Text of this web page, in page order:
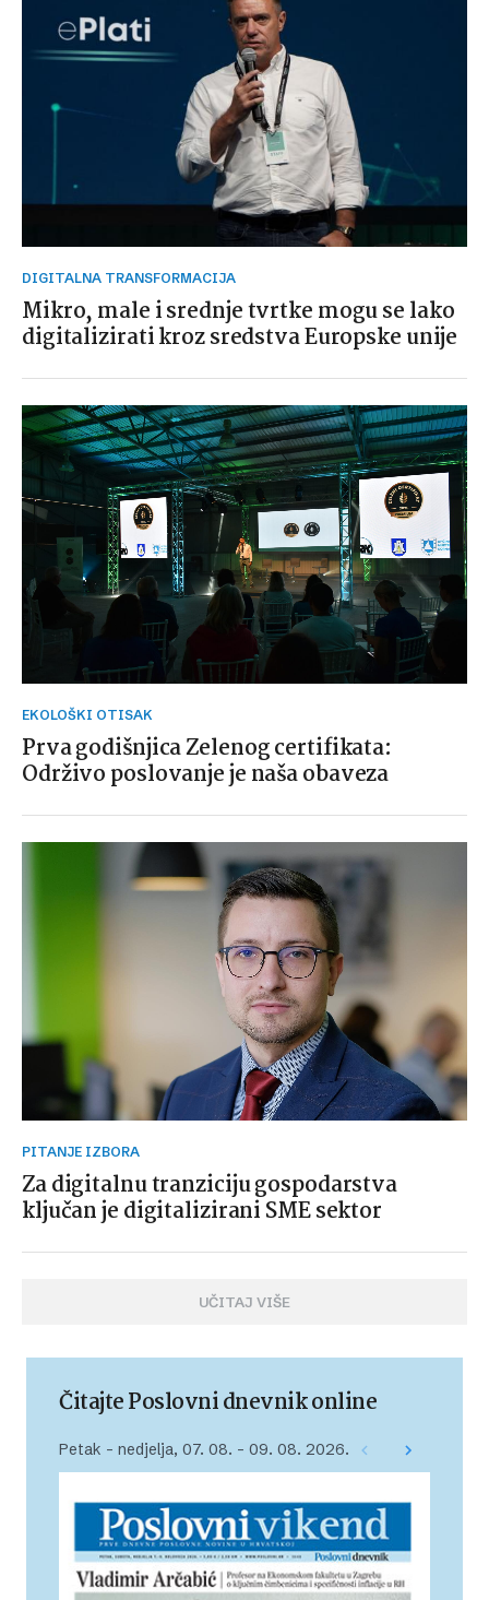
DIGITALNA TRANSFORMACIJA
Mikro, male i srednje tvrtke mogu se lako
digitalizirati kroz sredstva Europske unije
EKOLOŠKI OTISAK
Prva godišnjica Zelenog certifikata:
Održivo poslovanje je naša obaveza
PITANJE IZBORA
Za digitalnu tranziciju gospodarstva
ključan je digitalizirani SME sektor
UČITAJ VIŠE
Čitajte Poslovni dnevnik online
Petak – nedjelja, 07. 08. – 09. 08. 2026.